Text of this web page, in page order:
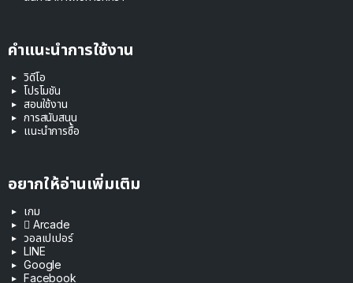
คำแนะนำการใช้งาน
วิดีโอ
โปรโมชัน
สอนใช้งาน
การสนับสนุน
แนะนำการซื้อ
อยากให้อ่านเพิ่มเติม
เกม
 Arcade
วอลเปเปอร์
LINE
Google
Facebook